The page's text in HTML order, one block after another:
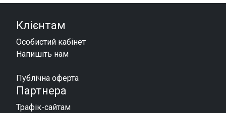
Клієнтам
Особистий кабінет
Напишіть нам
Публічна оферта
Партнера
Трафік-сайтам